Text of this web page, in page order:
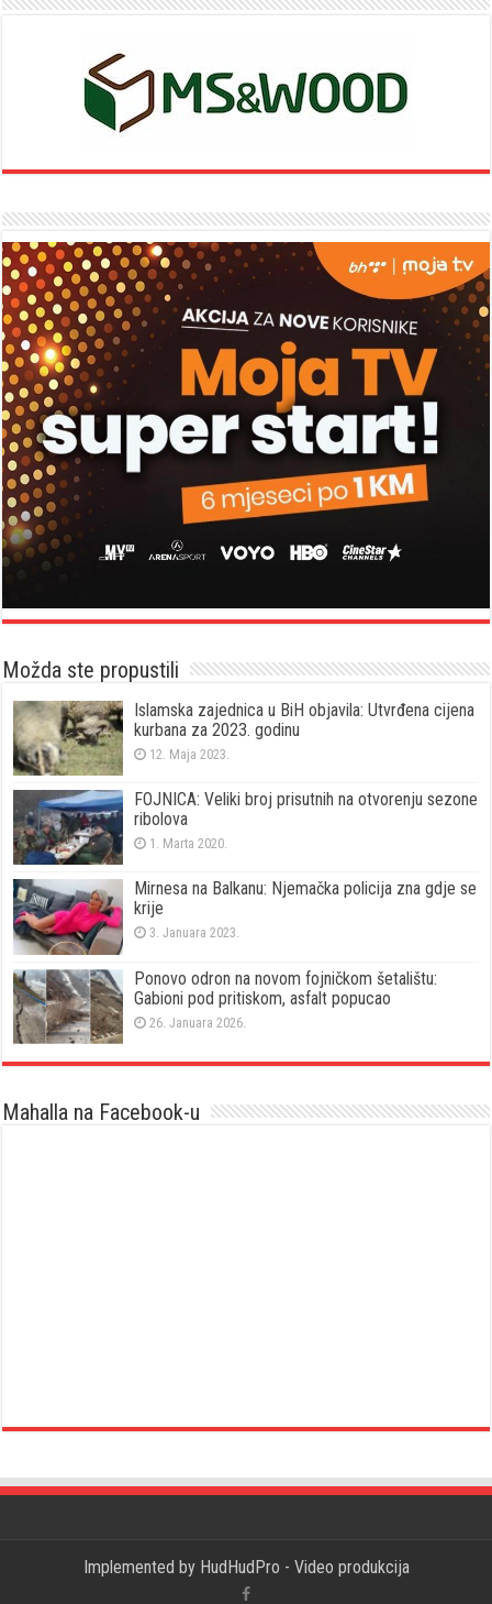
Možda ste propustili
Islamska zajednica u BiH objavila: Utvrđena cijena
kurbana za 2023. godinu
12. Maja 2023.
FOJNICA: Veliki broj prisutnih na otvorenju sezone
ribolova
1. Marta 2020.
Mirnesa na Balkanu: Njemačka policija zna gdje se
krije
3. Januara 2023.
Ponovo odron na novom fojničkom šetalištu:
Gabioni pod pritiskom, asfalt popucao
26. Januara 2026.
Mahalla na Facebook-u
Implemented by HudHudPro - Video produkcija